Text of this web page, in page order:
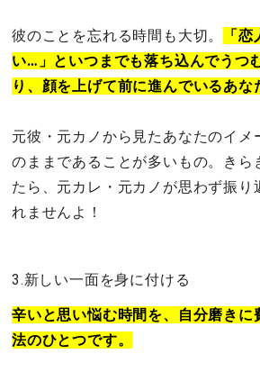
彼のことを忘れる時間も大切。
「
い…」といつまでも落ち込んでうつ
り、顔を上げて前に進んでいるあな
元彼・元カノから見たあなたのイメ
のままであることが多いもの。きら
たら、元カレ・元カノが思わず振り
れませんよ！
3.新しい一面を身に付ける
辛いと思い悩む時間を、自分磨きに
法のひとつです。